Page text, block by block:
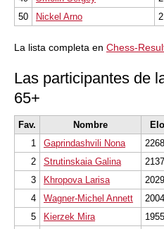
50
Nickel Arno
La lista completa en Chess-
Las participantes de
65+
Fav. Nombre
Elo
1
Gaprindashvili Nona
2268
2
Strutinskaia Galina
2137
3
Khropova Larisa
2029
4
Wagner-Michel Annett
2004
5
Kierzek Mira
1955